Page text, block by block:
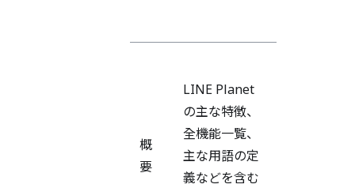
概
要
LINE Planet
の主な特徴、
全機能一覧、
主な用語の定
義などを含む